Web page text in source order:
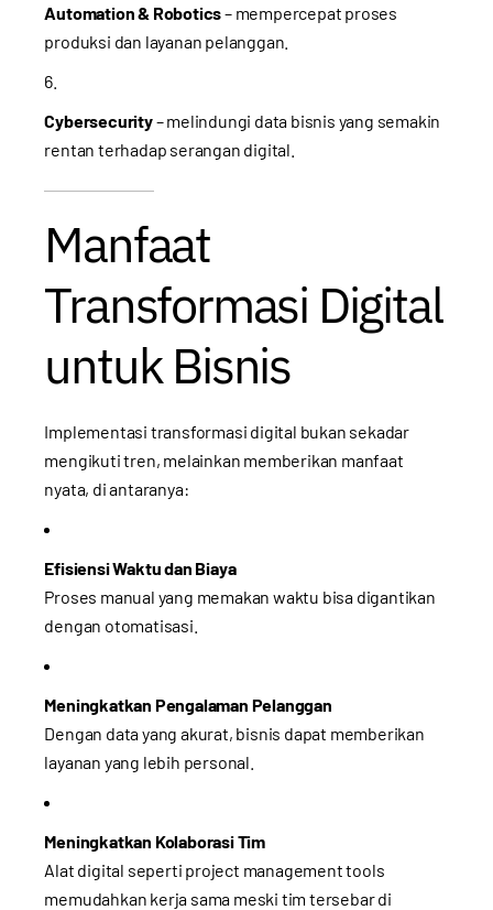
Automation & Robotics– mempercepat proses
produksi dan layanan pelanggan.
Cybersecurity– melindungi data bisnis yang semakin
rentan terhadap serangan digital.
Manfaat
Transformasi Digital
untuk Bisnis
Implementasi transformasi digital bukan sekadar
mengikuti tren, melainkan memberikan manfaat
nyata, di antaranya:
Efisiensi Waktu dan Biaya
Proses manual yang memakan waktu bisa digantikan
dengan otomatisasi.
Meningkatkan Pengalaman Pelanggan
Dengan data yang akurat, bisnis dapat memberikan
layanan yang lebih personal.
Meningkatkan Kolaborasi Tim
Alat digital seperti project management tools
memudahkan kerja sama meski tim tersebar di